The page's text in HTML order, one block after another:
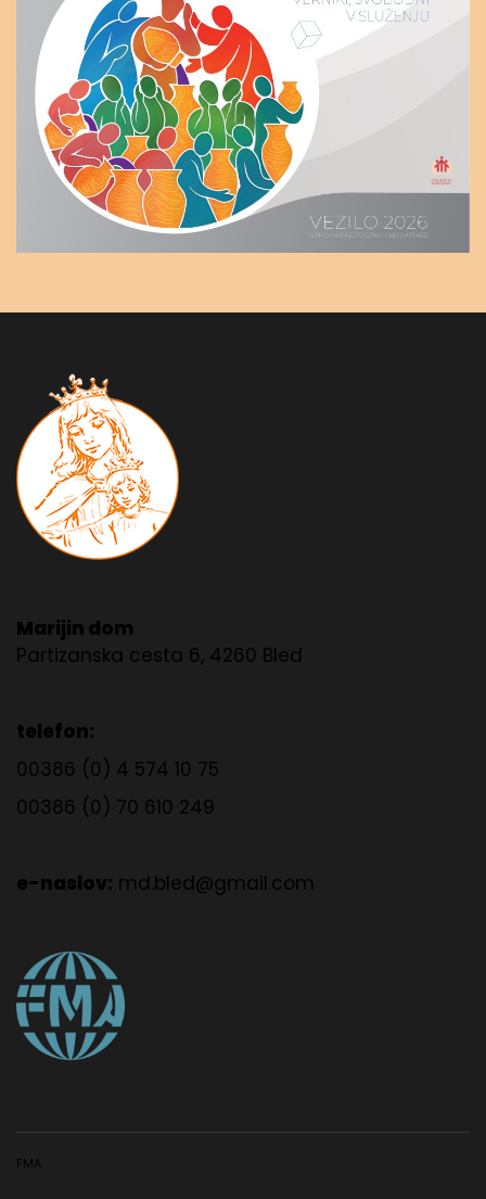
Marijin dom
Partizanska cesta 6, 4260 Bled
telefon:
00386 (0) 4 574 10 75
00386 (0) 70 610 249
e-naslov: md.bled@gmail.com
FMA